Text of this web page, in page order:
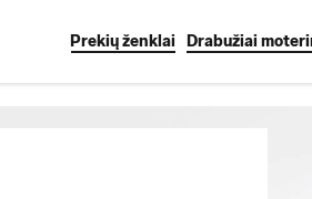
Prekių ženklai Drabužiai